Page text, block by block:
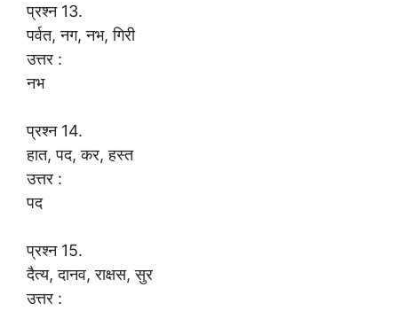
प्रश्न 13.
पर्वत, नग, नभ, गिरी
उत्तर :
नभ
प्रश्न 14.
हात, पद, कर, हस्त
उत्तर :
पद
प्रश्न 15.
दैत्य, दानव, राक्षस, सुर
उत्तर :